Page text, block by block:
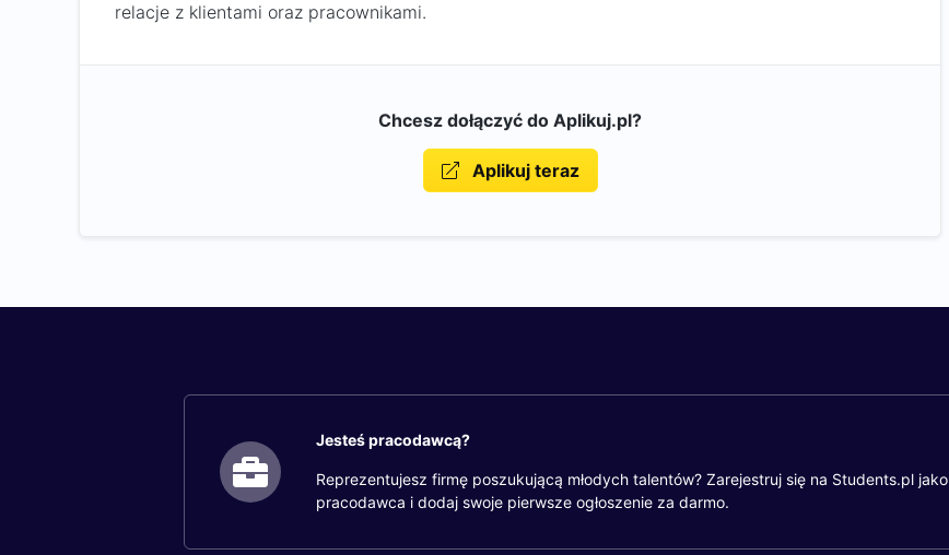
relacje z klientami oraz pracownikami.
Chcesz dołączyć do Aplikuj.pl?
Aplikuj teraz
Jesteś pracodawcą?
Reprezentujesz firmę poszukującą młodych talentów? Zarejestruj się na Students.pl jako
pracodawca i dodaj swoje pierwsze ogłoszenie za darmo.